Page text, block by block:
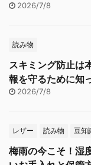
2026/7/8
読み物
スキミング防止は
報を守るために知
2026/7/8
レザー 読み物 豆知
梅雨の今こそ！湿